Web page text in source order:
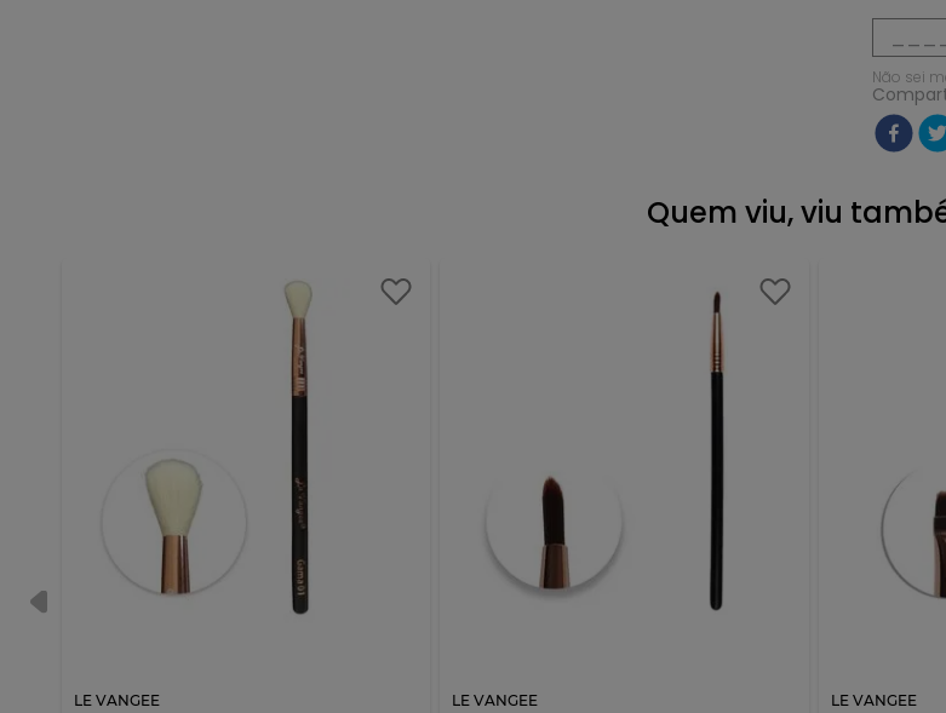
Não sei
Quem viu, viu
LE VANGEE LE VANGEE LE VANGEE